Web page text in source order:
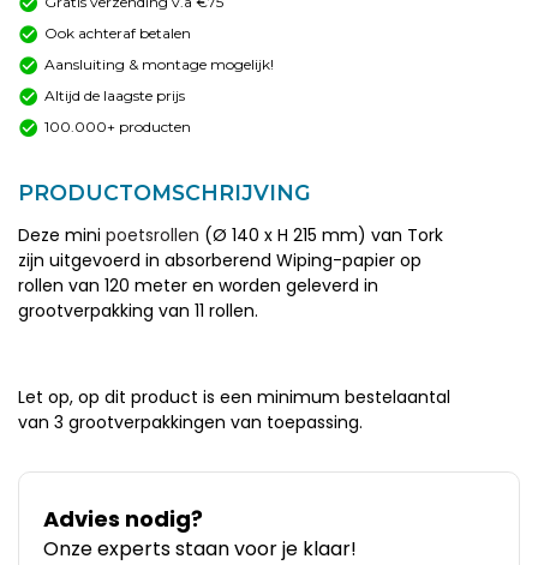
Ook achteraf betalen
Aansluiting & montage mogelijk!
Altijd de laagste prijs
100.000+ producten
PRODUCTOMSCHRIJVING
Deze mini poetsrollen (Ø 140 x H 215 mm) van Tork
zijn uitgevoerd in absorberend Wiping-papier op
rollen van 120 meter en worden geleverd in
grootverpakking van 11 rollen.
Let op, op dit product is een minimum bestelaantal
van 3 grootverpakkingen van toepassing.
Advies nodig?
Onze experts staan voor je klaar!